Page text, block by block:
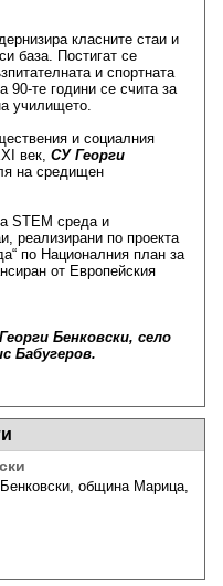
класните стаи и
база. Постигат се
и спортната
90-те години се счита за
училището.
и социалния
век, СУ Георги
на средищен
STEM среда и
реализирани по проекта
по Националния план за
от Европейския
Бенковски, село
Бабугеров.
община Марица,